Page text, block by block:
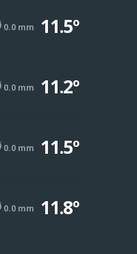
0.0 mm 11.5º
0.0 mm 11.2º
0.0 mm 11.5º
0.0 mm 11.8º